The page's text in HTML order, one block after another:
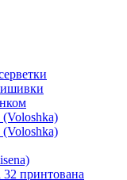
32 принтована